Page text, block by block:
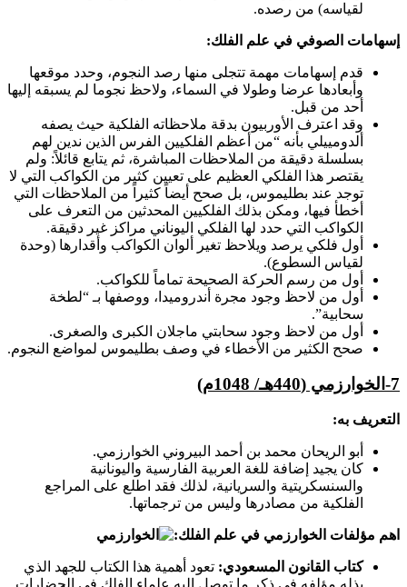
لقياسه) من رصده.
إسهامات الصوفي في علم الفلك:
قدم إسهامات مهمة تتجلى منها رصد النجوم، وحدد موقعها
وأبعادها عرضا وطولا في السماء، ولاحظ نجوما لم يسبقه إليها
أحد من قبل.
وقد اعترف الأوربيون بدقة ملاحظاته الفلكية حيث يصفه
ألدومييلي بأنه “من أعظم الفلكيين الفرس الذين ندين لهم
بسلسلة دقيقة من الملاحظات المباشرة، ثم يتابع قائلاً: ولم
يقتصر هذا الفلكي العظيم على تعيين كثير من الكواكب التي لا
توجد عند بطليموس، بل صحح أيضاً كثيراً من الملاحظات التي
أخطأ فيها، ومكن بذلك الفلكيين المحدثين من التعرف على
الكواكب التي حدد لها الفلكي اليوناني مراكز غير دقيقة.
أول فلكي يرصد ويلاحظ تغير ألوان الكواكب وأقدارها (وحدة
لقياس السطوع).
أول من رسم الحركة الصحيحة تماماً للكواكب.
أول من لاحظ وجود مجرة أندروميدا، ووصفها بـ “لطخة
سحابية”.
أول من لاحظ وجود سحابتي ماجلان الكبرى والصغرى.
صحح الكثير من الأخطاء في وصف بطليموس لمواضع النجوم.
7- الخوارزمي (440هـ/ 1048م)
التعريف به:
أبو الريحان محمد بن أحمد البيروني الخوارزمي.
كان يجيد إضافة للغة العربية الفارسية واليونانية
والسنسكريتية والسريانية، لذلك فقد اطلع على المراجع
الفلكية من مصادرها وليس من ترجماتها.
اهم مؤلفات الخوارزمي في علم الفلك:
كتاب القانون المسعودي: تعود أهمية هذا الكتاب للجهد الذي